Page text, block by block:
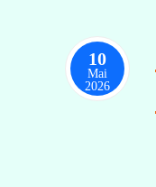
10
Mai
2026